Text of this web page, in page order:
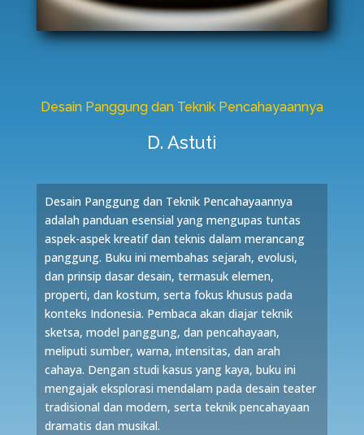
Desain Panggung dan Teknik Pencahayaannya
D. Astuti
Desain Panggung dan Teknik Pencahayaannya
adalah panduan esensial yang mengupas tuntas
aspek-aspek kreatif dan teknis dalam merancang
panggung. Buku ini membahas sejarah, evolusi,
dan prinsip dasar desain, termasuk elemen,
properti, dan kostum, serta fokus khusus pada
konteks Indonesia. Pembaca akan diajar teknik
sketsa, model panggung, dan pencahayaan,
meliputi sumber, warna, intensitas, dan arah
cahaya. Dengan studi kasus yang kaya, buku ini
mengajak eksplorasi mendalam pada desain teater
tradisional dan modern, serta teknik pencahayaan
dramatis dan musikal.